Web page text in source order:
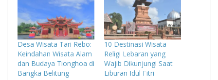
Desa Wisata Tari Rebo:
Keindahan Wisata Alam
dan Budaya Tionghoa di
Bangka Belitung
10 Destinasi Wisata
Religi Lebaran yang
Wajib Dikunjungi Saat
Liburan Idul Fitri